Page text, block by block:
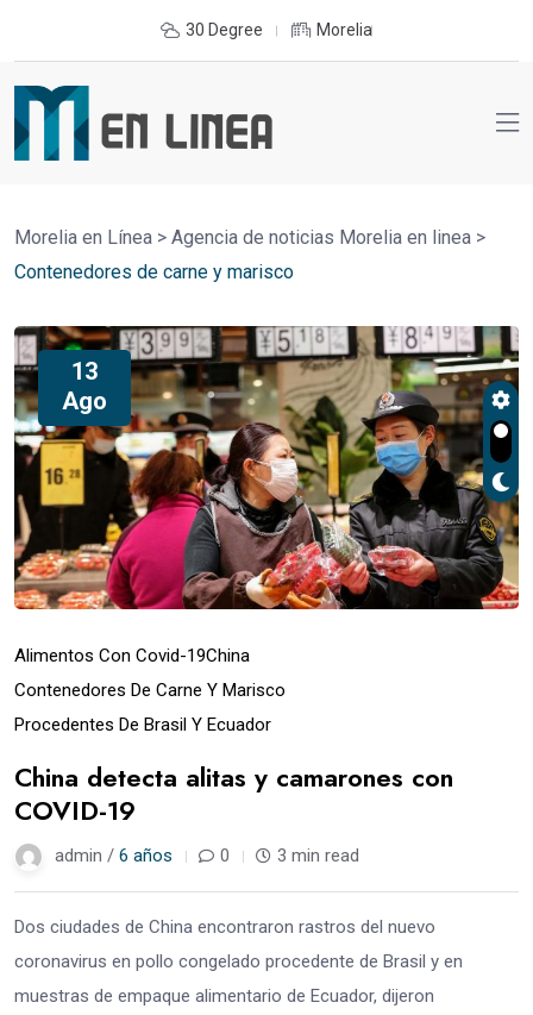
30 Degree Morelia
Morelia en Línea > Agencia de noticias Morelia en linea >
Contenedores de carne y marisco
13
Ago
Alimentos Con Covid-19China
Contenedores De Carne Y Marisco
Procedentes De Brasil Y Ecuador
China detecta alitas y camarones con
COVID-19
admin / 6 años 0 3 min read
Dos ciudades de China encontraron rastros del nuevo
coronavirus en pollo congelado procedente de Brasil y en
muestras de empaque alimentario de Ecuador, dijeron